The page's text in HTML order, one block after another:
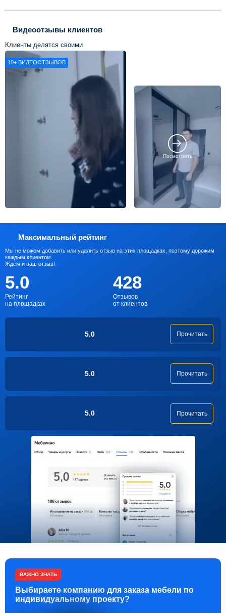
Видеоотзывы клиентов
Клиенты делятся своими
впечатлениями о нашей работе
10+ ВИДЕООТЗЫВОВ
Посмотреть
Максимальный рейтинг
Мы не можем добавить или удалить отзыв на этих площадках, поэтому дорожим
каждым клиентом.
Ждем и ваш отзыв!
5.0
Рейтинг
на площадках
428
Отзывов
от клиентов
5.0 Прочитать
5.0 Прочитать
5.0 Прочитать
ВАЖНО ЗНАТЬ
Выбираете компанию для заказа мебели по
индивидуальному проекту?